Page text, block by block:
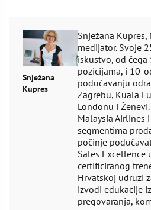
Snježana
Kupres
Snježana
medijator. Svoje
iskustvo, od
pozicijama, i 10-
podučavanju
Zagrebu, Kuala
Londonu i
Malaysia Airlines
segmentima
počinje
Sales Excellence
certificiranog
Hrvatskoj udruzi
izvodi edukacije
pregovaranja,